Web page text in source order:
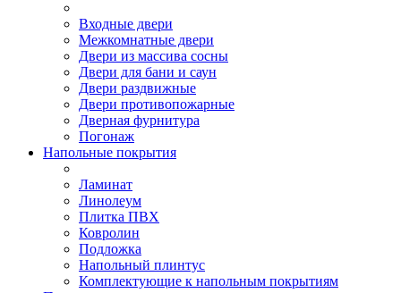
Входные двери
Межкомнатные двери
Двери из массива сосны
Двери для бани и саун
Двери раздвижные
Двери противопожарные
Дверная фурнитура
Погонаж
Напольные покрытия
Ламинат
Линолеум
Плитка ПВХ
Ковролин
Подложка
Напольный плинтус
Комплектующие к напольным покрытиям